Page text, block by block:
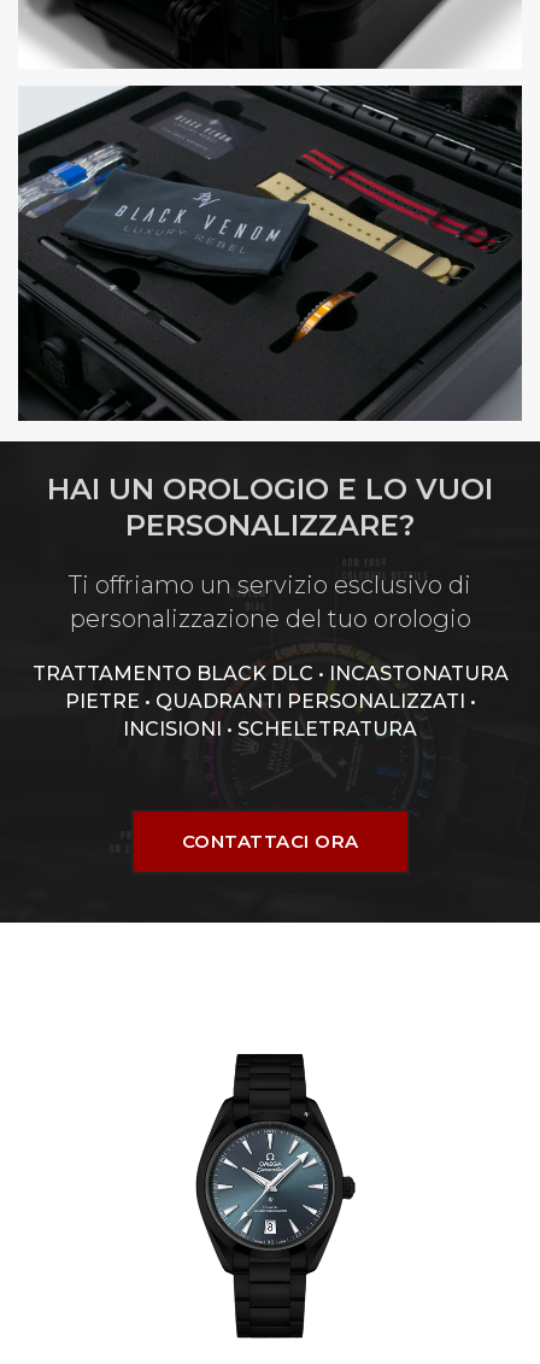
HAI UN OROLOGIO E LO VUOI
PERSONALIZZARE?
Ti offriamo un servizio esclusivo di
personalizzazione del tuo orologio
TRATTAMENTO BLACK DLC • INCASTONATURA
PIETRE • QUADRANTI PERSONALIZZATI •
INCISIONI • SCHELETRATURA
CONTATTACI ORA